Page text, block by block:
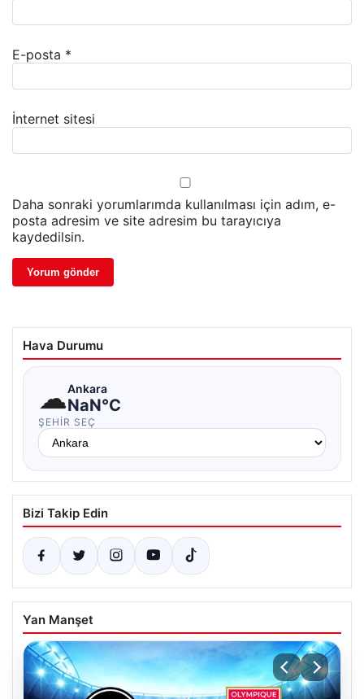
E-posta *
İnternet sitesi
Daha sonraki yorumlarımda kullanılması için adım, e-
posta adresim ve site adresim bu tarayıcıya
kaydedilsin.
Hava Durumu
☁Ankara
NaN°C
ŞEHIR SEÇ
Bizi Takip Edin
Yan Manşet